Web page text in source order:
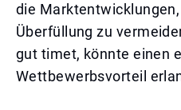
die
Überfüllung zu
gut timet, könnte einen
Wettbewerbsvorteil